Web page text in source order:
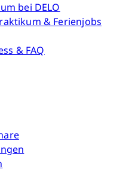
bei DELO
& Ferienjobs
& FAQ